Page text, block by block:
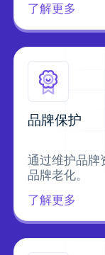
了解更多
品牌保护
通过维护品牌
品牌老化。
了解更多